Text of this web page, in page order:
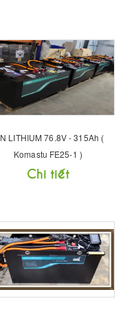
LITHIUM 76.8V - 315Ah (
Komastu FE25-1 )
Chi tiết